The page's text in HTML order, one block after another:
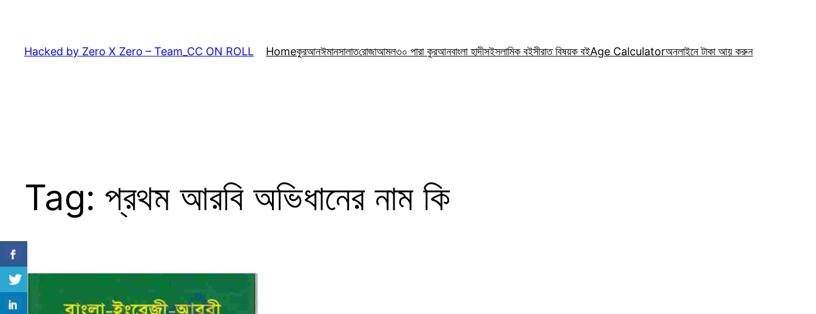
content
Hacked by Zero X Zero – Team_CC ON ROLL Homeকুরআনঈমানসালাতরোজাআমল৩০ পারা কুরআনবাংলা হাদীসইসলামিক বইসীরাত বিষয়ক বইAge Calculatorঅনলাইনে টাকা আয় করুন
Tag: প্রথম আরবি অভিধানের নাম কি